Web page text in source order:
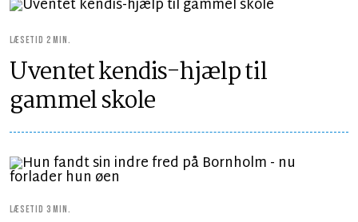
LÆSETID 2 MIN.
Uventet kendis-hjælp til
gammel skole
LÆSETID 3 MIN.